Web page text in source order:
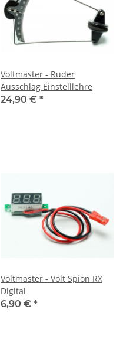
Voltmaster - Ruder
Ausschlag Einstelllehre
24,90 € *
Voltmaster - Volt Spion RX
Digital
6,90 € *